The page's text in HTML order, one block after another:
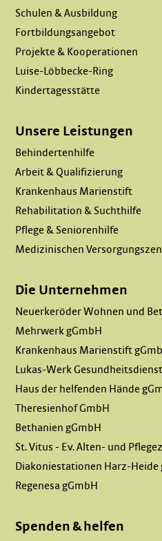
Schulen & Ausbildung
Fortbildungsangebot
Projekte & Kooperationen
Luise-Löbbecke-Ring
Kindertagesstätte
Unsere Leistungen
Behindertenhilfe
Arbeit & Qualifizierung
Krankenhaus Marienstift
Rehabilitation & Suchthilfe
Pflege & Seniorenhilfe
Medizinischen
Die Unternehmen
Neuerkeröder Wohnen und
Mehrwerk gGmbH
Krankenhaus Marienstift
Lukas-Werk
Haus der helfenden Hände
Theresienhof GmbH
Bethanien gGmbH
St. Vitus - Ev. Alten- und
Diakoniestationen Harz-Heide
Regenesa gGmbH
Spenden & helfen